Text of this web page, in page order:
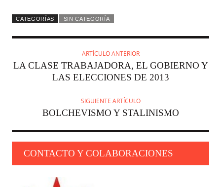
CATEGORÍAS SIN CATEGORÍA
ARTÍCULO ANTERIOR
LA CLASE TRABAJADORA, EL GOBIERNO Y
LAS ELECCIONES DE 2013
SIGUIENTE ARTÍCULO
BOLCHEVISMO Y STALINISMO
CONTACTO Y COLABORACIONES